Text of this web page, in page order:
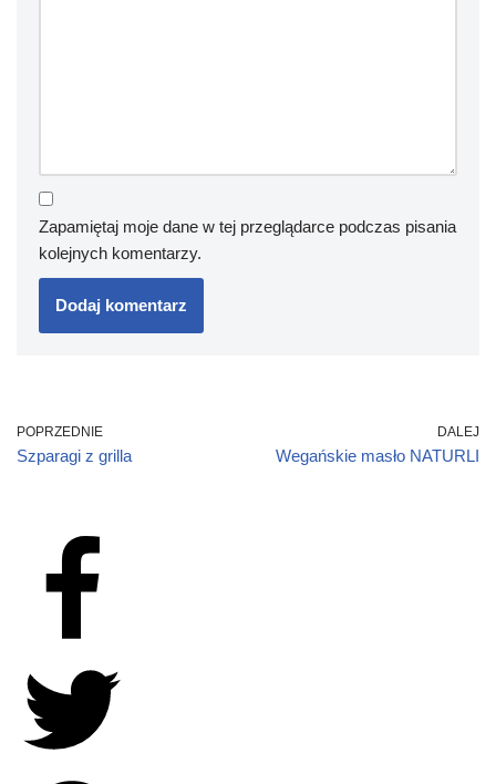
Zapamiętaj moje dane w tej przeglądarce podczas pisania
kolejnych komentarzy.
POPRZEDNIE
Szparagi z grilla
DALEJ
Wegańskie masło NATURLI